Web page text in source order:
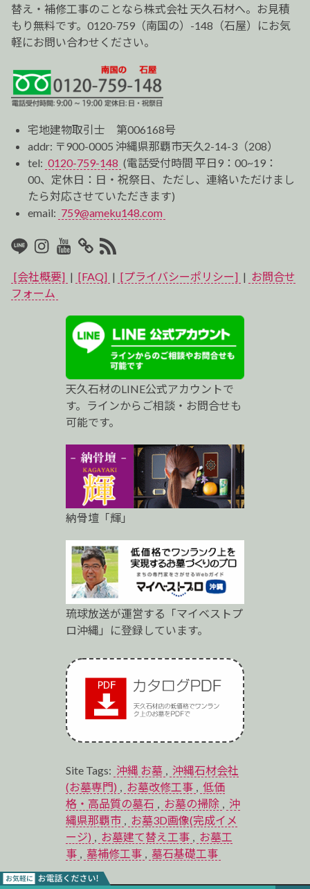
替え・補修工事のことなら株式会社 天久石材へ。お見積
もり無料です。0120-759（南国の）-148（石屋）にお気
軽にお問い合わせください。
宅地建物取引士 第006168号
addr: 〒900-0005 沖縄県那覇市天久2-14-3（208）
tel: 0120-759-148 (電話受付時間 平日9：00~19：
00、定休日：日・祝祭日、ただし、連絡いただけまし
たら対応させていただきます)
email: 759@ameku148.com
LINEInstagram
Youtube
マ
イ
ス
ト
ロ
RSS2
[会社概要] | [FAQ] | [プライバシーポリシー] | お問合せ
フォーム
天久石材のLINE公式アカウントで
す。ラインからご相談・お問合せも
可能です。
納骨壇「輝」
琉球放送が運営する「マイベストプ
ロ沖縄」に登録しています。
Site Tags: 沖縄 お墓
沖縄石材会社
(お墓専門)
お墓改修工事
低価
格・高品質の墓石
お墓の掃除
沖
縄県那覇市
お墓3D画像(完成イメ
ージ)
お墓建て替え工事
お墓工
事
墓補修工事 墓石基礎工事